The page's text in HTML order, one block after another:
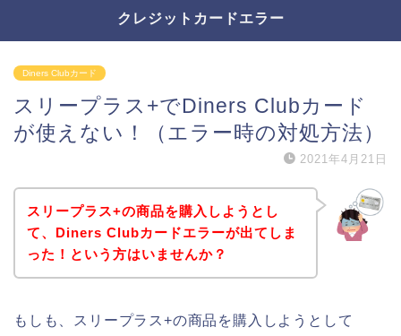
クレジットカードエラー
Diners Clubカード
スリープラス+でDiners Clubカード
が使えない！（エラー時の対処方法）
2021年4月21日
スリープラス+の商品を購入しようとし
て、Diners Clubカードエラーが出てしま
った！という方はいませんか？
もしも、スリープラス+の商品を購入しようとして